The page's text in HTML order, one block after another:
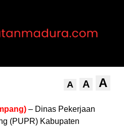
A A A
– Dinas Pekerjaan
(PUPR) Kabupaten